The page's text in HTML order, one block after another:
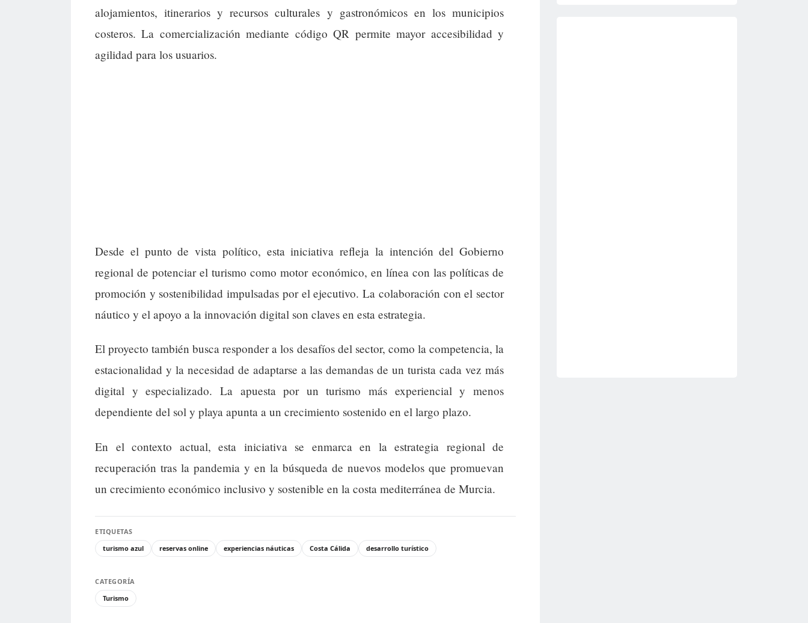
alojamientos, itinerarios y recursos culturales y gastronómicos en los municipios
costeros. La comercialización mediante código QR permite mayor accesibilidad y
agilidad para los usuarios.
Desde el punto de vista político, esta iniciativa refleja la intención del Gobierno
regional de potenciar el turismo como motor económico, en línea con las políticas de
promoción y sostenibilidad impulsadas por el ejecutivo. La colaboración con el sector
náutico y el apoyo a la innovación digital son claves en esta estrategia.
El proyecto también busca responder a los desafíos del sector, como la competencia, la
estacionalidad y la necesidad de adaptarse a las demandas de un turista cada vez más
digital y especializado. La apuesta por un turismo más experiencial y menos
dependiente del sol y playa apunta a un crecimiento sostenido en el largo plazo.
En el contexto actual, esta iniciativa se enmarca en la estrategia regional de
recuperación tras la pandemia y en la búsqueda de nuevos modelos que promuevan
un crecimiento económico inclusivo y sostenible en la costa mediterránea de Murcia.
ETIQUETAS
turismo azul
reservas online experiencias náuticas Costa Cálida desarrollo turístico
CATEGORÍA
Turismo